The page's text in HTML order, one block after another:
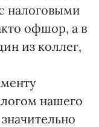
налоговыми
офшор, а в
из коллег,
нашего